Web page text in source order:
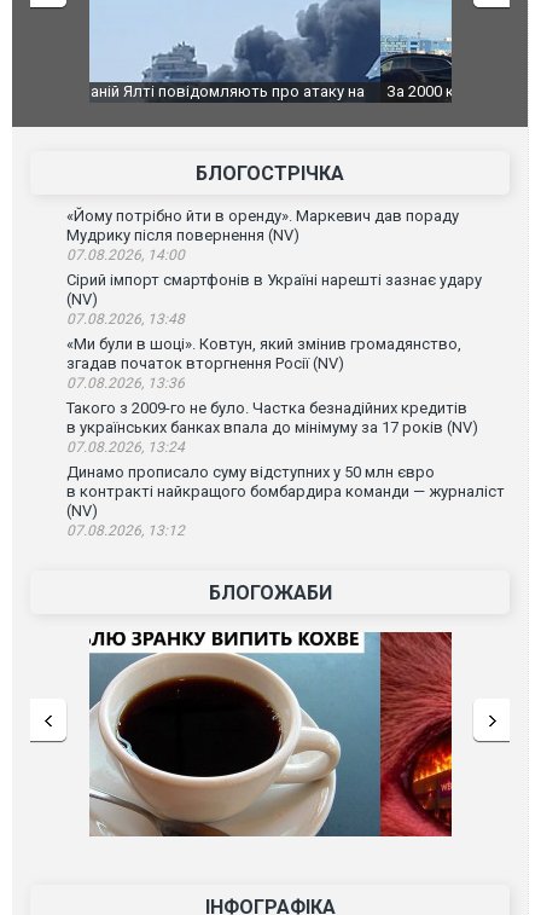
За 2000 кілометрів від кордону з Україною: в
склад Wildberries. ФОТО. ВІДЕО
В
БЛОГОСТРІЧКА
«Йому потрібно йти в оренду». Маркевич дав пораду
Мудрику після повернення (NV)
07.08.2026, 14:00
Сірий імпорт смартфонів в Україні нарешті зазнає удару
(NV)
07.08.2026, 13:48
«Ми були в шоці». Ковтун, який змінив громадянство,
згадав початок вторгнення Росії (NV)
07.08.2026, 13:36
Такого з 2009-го не було. Частка безнадійних кредитів
в українських банках впала до мінімуму за 17 років (NV)
07.08.2026, 13:24
Динамо прописало суму відступних у 50 млн євро
в контракті найкращого бомбардира команди — журналіст
(NV)
07.08.2026, 13:12
БЛОГОЖАБИ
ІНФОГРАФІКА